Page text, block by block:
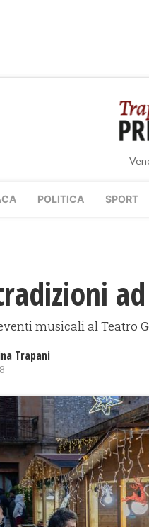
POLITICA SPORT
musicali al Teatro
Trapani